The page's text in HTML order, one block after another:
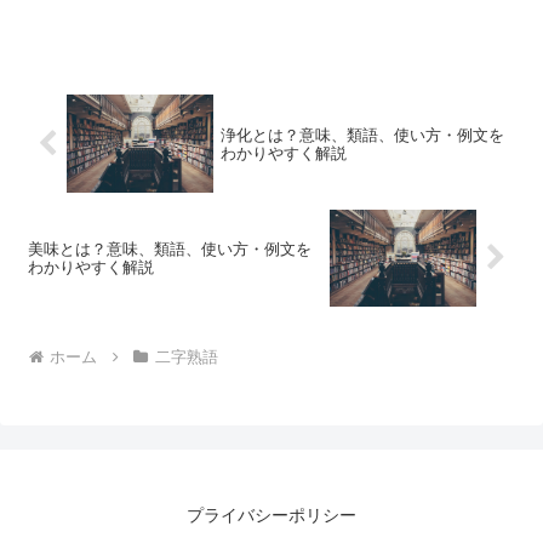
浄化とは？意味、類語、使い方・例文を
わかりやすく解説
美味とは？意味、類語、使い方・例文を
わかりやすく解説
ホーム 二字熟語
プライバシーポリシー